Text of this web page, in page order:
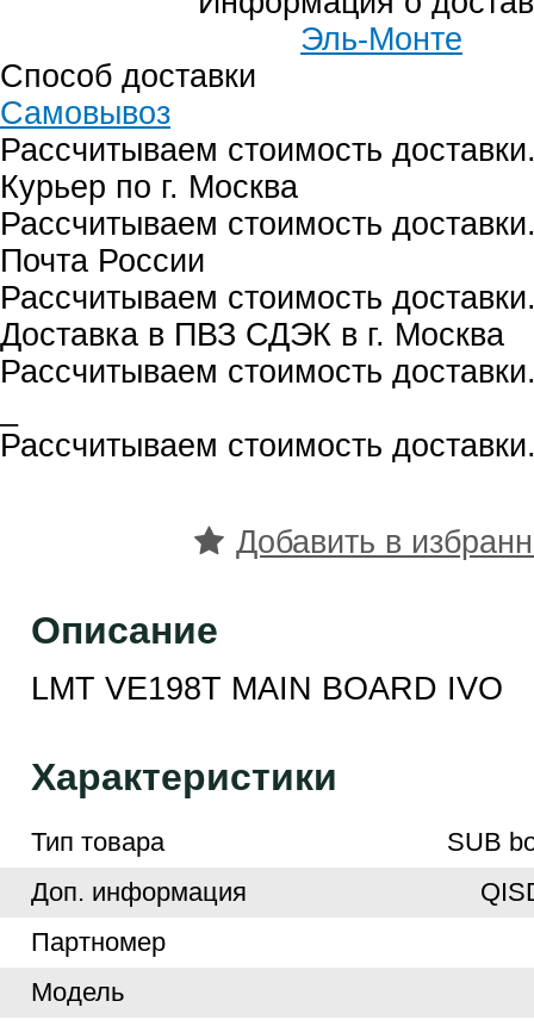
Эль-Монте
Способ доставки
Самовывоз
Рассчитываем стоимость
Курьер по г. Москва
Рассчитываем стоимость
Почта России
Рассчитываем стоимость
Доставка в ПВЗ СДЭК в г. Москва
Рассчитываем стоимость
Рассчитываем стоимость
Добавить в
Описание
LMT VE198T MAIN BOARD IVO
Характеристики
Тип товара
SUB
Доп. информация
Партномер
Модель